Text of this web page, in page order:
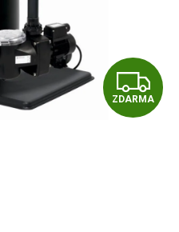
Z
D
ZDARMA